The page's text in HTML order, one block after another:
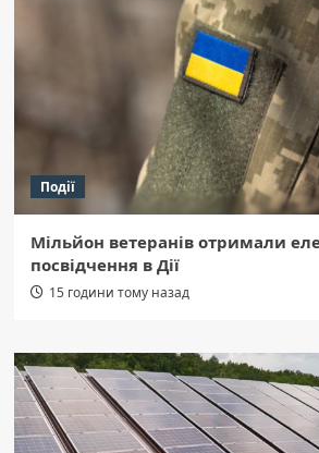
Події
Мільйон ветеранів отримали
посвідчення в Дії
15 години тому назад